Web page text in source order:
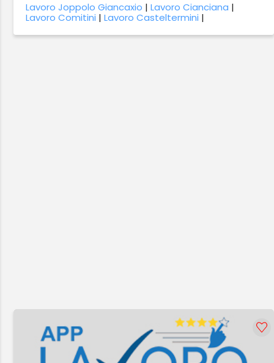
Lavoro Joppolo Giancaxio |Lavoro Cianciana |
Lavoro Comitini |Lavoro Casteltermini |